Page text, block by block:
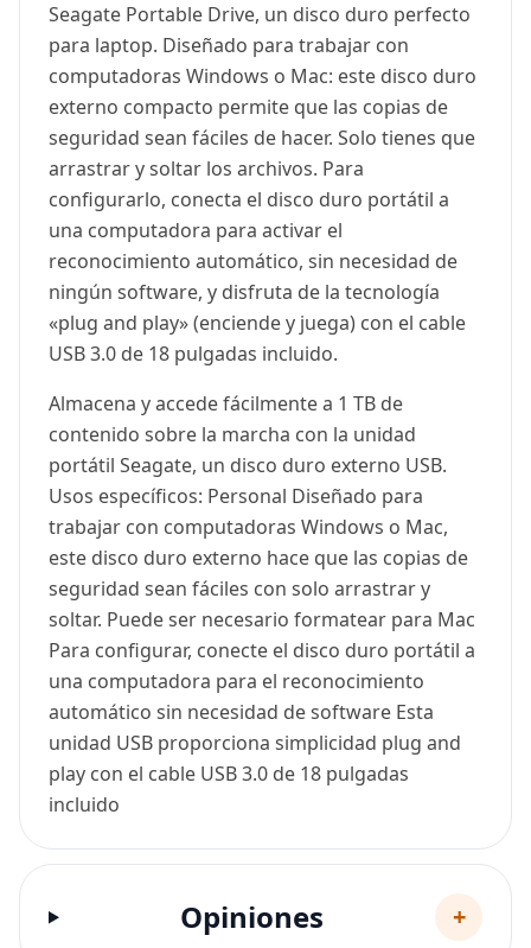
Seagate Portable Drive, un disco duro perfecto
para laptop. Diseñado para trabajar con
computadoras Windows o Mac: este disco duro
externo compacto permite que las copias de
seguridad sean fáciles de hacer. Solo tienes que
arrastrar y soltar los archivos. Para
configurarlo, conecta el disco duro portátil a
una computadora para activar el
reconocimiento automático, sin necesidad de
ningún software, y disfruta de la tecnología
«plug and play» (enciende y juega) con el cable
USB 3.0 de 18 pulgadas incluido.
Almacena y accede fácilmente a 1 TB de
contenido sobre la marcha con la unidad
portátil Seagate, un disco duro externo USB.
Usos específicos: Personal Diseñado para
trabajar con computadoras Windows o Mac,
este disco duro externo hace que las copias de
seguridad sean fáciles con solo arrastrar y
soltar. Puede ser necesario formatear para Mac
Para configurar, conecte el disco duro portátil a
una computadora para el reconocimiento
automático sin necesidad de software Esta
unidad USB proporciona simplicidad plug and
play con el cable USB 3.0 de 18 pulgadas
incluido
Opiniones +